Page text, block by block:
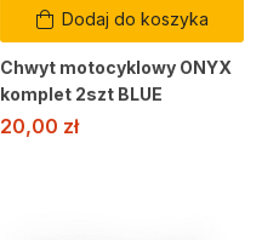
Dodaj do koszyka
Chwyt motocyklowy ONYX
komplet 2szt BLUE
20,00 zł